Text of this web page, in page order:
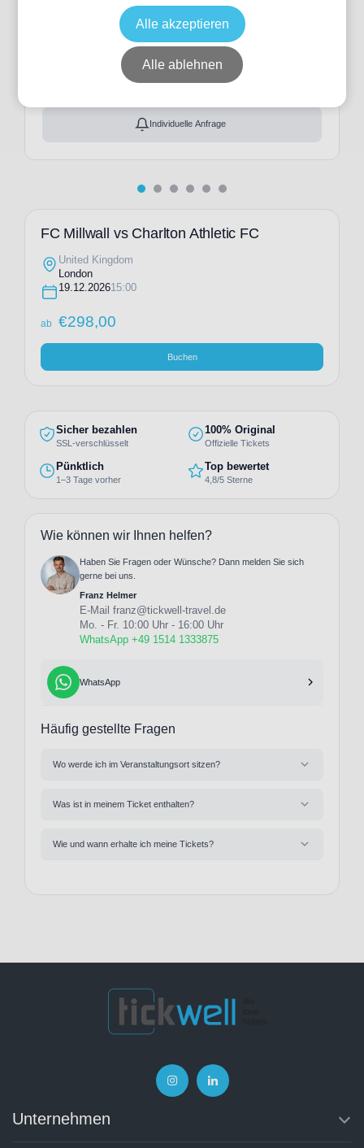
15:00
2 verfügbar
Vereinigtes Königreich
The Den
Ticket(s) + Hotel
Individuelle Anfrage
FC Millwall vs Charlton Athletic FC
United Kingdom
London
19.12.202615:00
ab €298,00
Buchen
Sicher bezahlen
SSL-verschlüsselt
100% Original
Offizielle Tickets
Pünktlich
1–3 Tage vorher
Top bewertet
4,8/5 Sterne
Wie können wir Ihnen helfen?
Haben Sie Fragen oder Wünsche? Dann melden Sie sich
gerne bei uns.
Franz Helmer
E-Mail franz@tickwell-travel.de
Mo. - Fr. 10:00 Uhr - 16:00 Uhr
WhatsApp +49 1514 1333875
WhatsApp
Häufig gestellte Fragen
Wo werde ich im Veranstaltungsort sitzen?
Was ist in meinem Ticket enthalten?
Wie und wann erhalte ich meine Tickets?
Unternehmen
Alle akzeptieren
Alle ablehnen